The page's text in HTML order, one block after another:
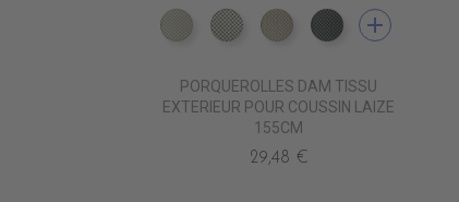
DD5500 BLANC INFINI
DD5501 BLANC D'ARGENT
DD5502 ZEPHIR
DD5503 SMOKY
add
PORQUEROLLES DAM TISSU
EXTERIEUR POUR COUSSIN LAIZE
155CM
29,48 €